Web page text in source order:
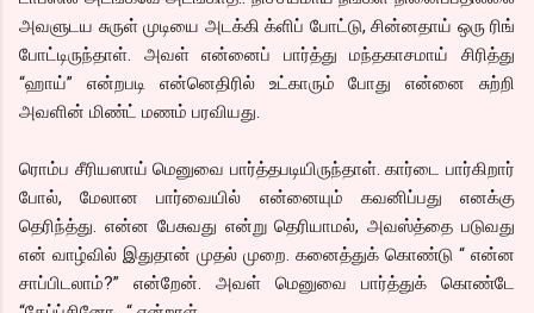
அவளுடய சுருள் முடியை அடக்கி க்ளிப் போட்டு, சின்னதாய் ஒரு ரிங்
போட்டிருந்தாள். அவள் என்னைப் பார்த்து மந்தகாசமாய் சிரித்து
“ஹாய்” என்றபடி என்னெதிரில் உட்காரும் போது என்னை சுற்றி
அவளின் மிண்ட் மணம் பரவியது.
ரொம்ப சீரியஸாய் மெனுவை பார்த்தபடியிருந்தாள். கார்டை பார்கிறார்
போல், மேலான பார்வையில் என்னையும் கவனிப்பது எனக்கு
தெரிந்த்து. என்ன பேசுவது என்று தெரியாமல், அவஸ்த்தை படுவது
என் வாழ்வில் இதுதான் முதல் முறை. கனைத்துக் கொண்டு “ என்ன
சாப்பிடலாம்?” என்றேன். அவள் மெனுவை பார்த்துக் கொண்டே